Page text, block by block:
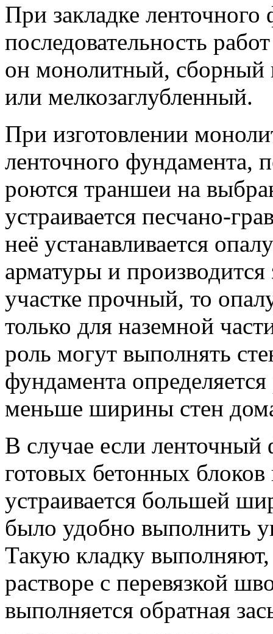
При закладке ленточного
последовательность
он монолитный, сборный
или мелкозаглубленный.
При изготовлении
ленточного фундамента,
роются траншеи на
устраивается песчано-
неё устанавливается
арматуры и производится
участке прочный, то
только для наземной
роль могут выполнять
фундамента
меньше ширины стен
В случае если
готовых бетонных
устраивается большей
было удобно выполнить
Такую кладку
растворе с перевязкой
выполняется обратная